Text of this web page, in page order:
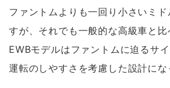
ファントムよりも一回り小さいミ
すが、それでも一般的な高級車と比
EWBモデルはファントムに迫るサイ
運転のしやすさを考慮した設計にな